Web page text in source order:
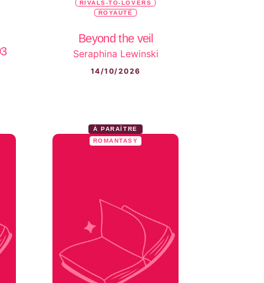
RIVALS-TO-LOVERS
ROYAUTÉ
Beyond the veil
Seraphina Lewinski
14/10/2026
À PARAÎTRE
ROMANTASY